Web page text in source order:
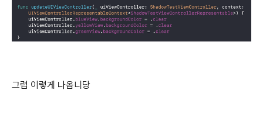
그럼 이렇게 나옵니당